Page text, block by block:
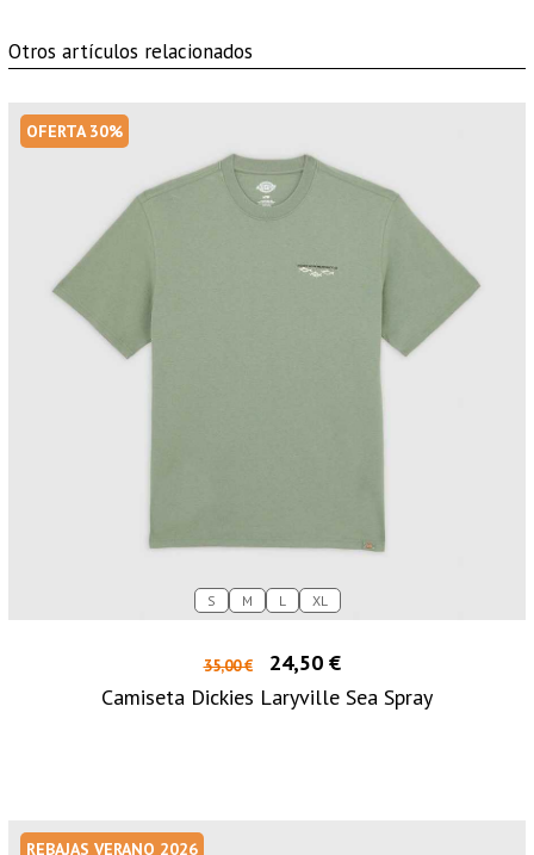
Otros artículos relacionados
OFERTA 30%
S M L XL
35,00 €
24,50 €
Camiseta Dickies Laryville Sea Spray
REBAJAS VERANO 2026